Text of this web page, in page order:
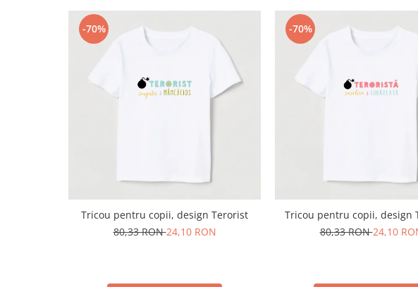
-70%
Tricou pentru copii, design Terorist
80,33 RON24,10 RON
-70%
Tricou pentru copii, design
80,33 RON24,10